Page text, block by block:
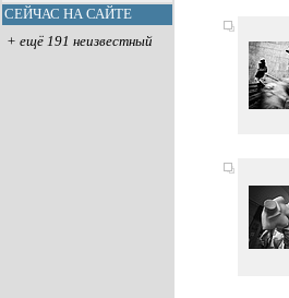
СЕЙЧАС НА САЙТЕ
+ ещё 191 неизвестный